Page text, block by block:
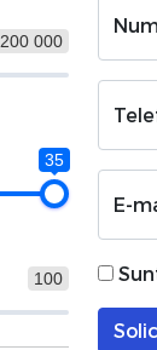
200 000
35
100
E-